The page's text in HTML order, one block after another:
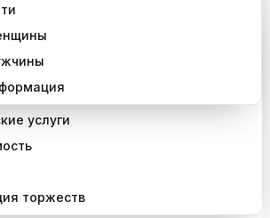
услуги
торжеств